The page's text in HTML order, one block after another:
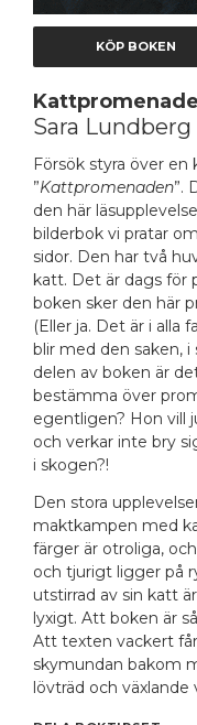
KÖP BOKEN
Sara Lundberg
Försök styra över
”Kattpromenaden”.
den här
bilderbok vi pratar
sidor. Den har två
katt. Det är dags för
boken sker den här
(Eller ja. Det är i alla
blir med den saken, i
delen av boken är
bestämma över
egentligen? Hon vill
och verkar inte bry
i skogen?!
Den stora
maktkampen med
färger är otroliga,
och tjurigt ligger på
utstirrad av sin katt
lyxigt. Att boken är
Att texten vackert
skymundan bakom
lövträd och växlande